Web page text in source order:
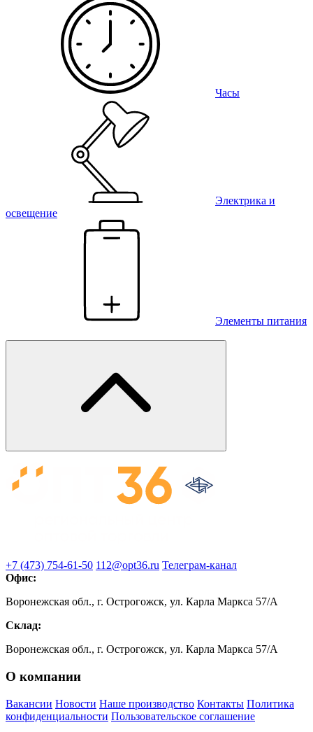
Часы
Электрика и
освещение
Элементы питания
+7 (473) 754-61-50 112@opt36.ru Телеграм-канал
Офис:
Воронежская обл., г. Острогожск, ул. Карла Маркса 57/А
Склад:
Воронежская обл., г. Острогожск, ул. Карла Маркса 57/А
О компании
Вакансии Новости Наше производство Контакты Политика
конфиденциальности Пользовательское соглашение